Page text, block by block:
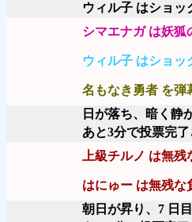
ウィル子 はショッ
シマエナガ は妖狐
ウィル子 はショッ
名もなき勇者 を弾
日が落ち、暗く静
あと3分で投票完
上級チルノ は無
はにゅー は無残な
朝日が昇り、7 日